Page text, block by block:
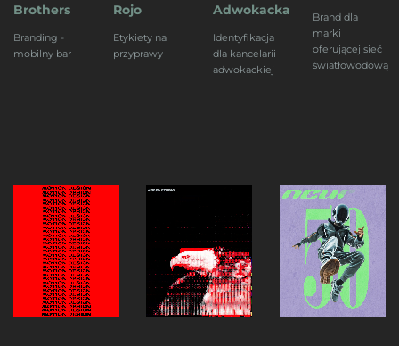
Brothers
Branding -
mobilny bar
Rojo
Etykiety na
przyprawy
Adwokacka
Identyfikacja
dla kancelarii
adwokackiej
Brand dla
marki
oferującej sieć
światłowodową